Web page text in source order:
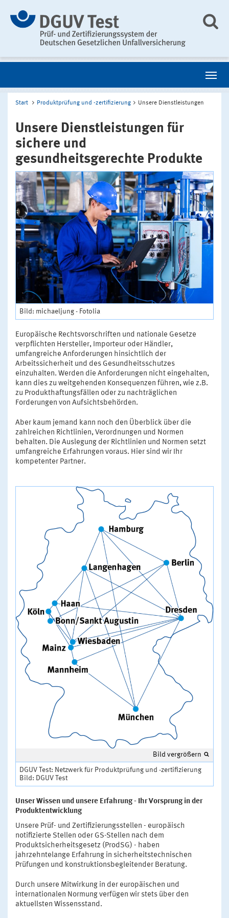
Start Produktprüfung und -zertifizierung Unsere Dienstleistungen
Unsere Dienstleistungen für
sichere und
gesundheitsgerechte Produkte
Bild: michaeljung - Fotolia
Europäische Rechtsvorschriften und nationale Gesetze
verpflichten Hersteller, Importeur oder Händler,
umfangreiche Anforderungen hinsichtlich der
Arbeitssicherheit und des Gesundheitsschutzes
einzuhalten. Werden die Anforderungen nicht eingehalten,
kann dies zu weitgehenden Konsequenzen führen, wie z.B.
zu Produkthaftungsfällen oder zu nachträglichen
Forderungen von Aufsichtsbehörden.
Aber kaum jemand kann noch den Überblick über die
zahlreichen Richtlinien, Verordnungen und Normen
behalten. Die Auslegung der Richtlinien und Normen setzt
umfangreiche Erfahrungen voraus. Hier sind wir Ihr
kompetenter Partner.
Bild vergrößern
DGUV Test: Netzwerk für Produktprüfung und -zertifizierung
Bild: DGUV Test
Unser Wissen und unsere Erfahrung - Ihr Vorsprung in der
Produktentwicklung
Unsere Prüf- und Zertifizierungsstellen - europäisch
notifizierte Stellen oder GS-Stellen nach dem
Produktsicherheitsgesetz (ProdSG) - haben
jahrzehntelange Erfahrung in sicherheitstechnischen
Prüfungen und konstruktionsbegleitender Beratung.
Durch unsere Mitwirkung in der europäischen und
internationalen Normung verfügen wir stets über den
aktuellsten Wissensstand.